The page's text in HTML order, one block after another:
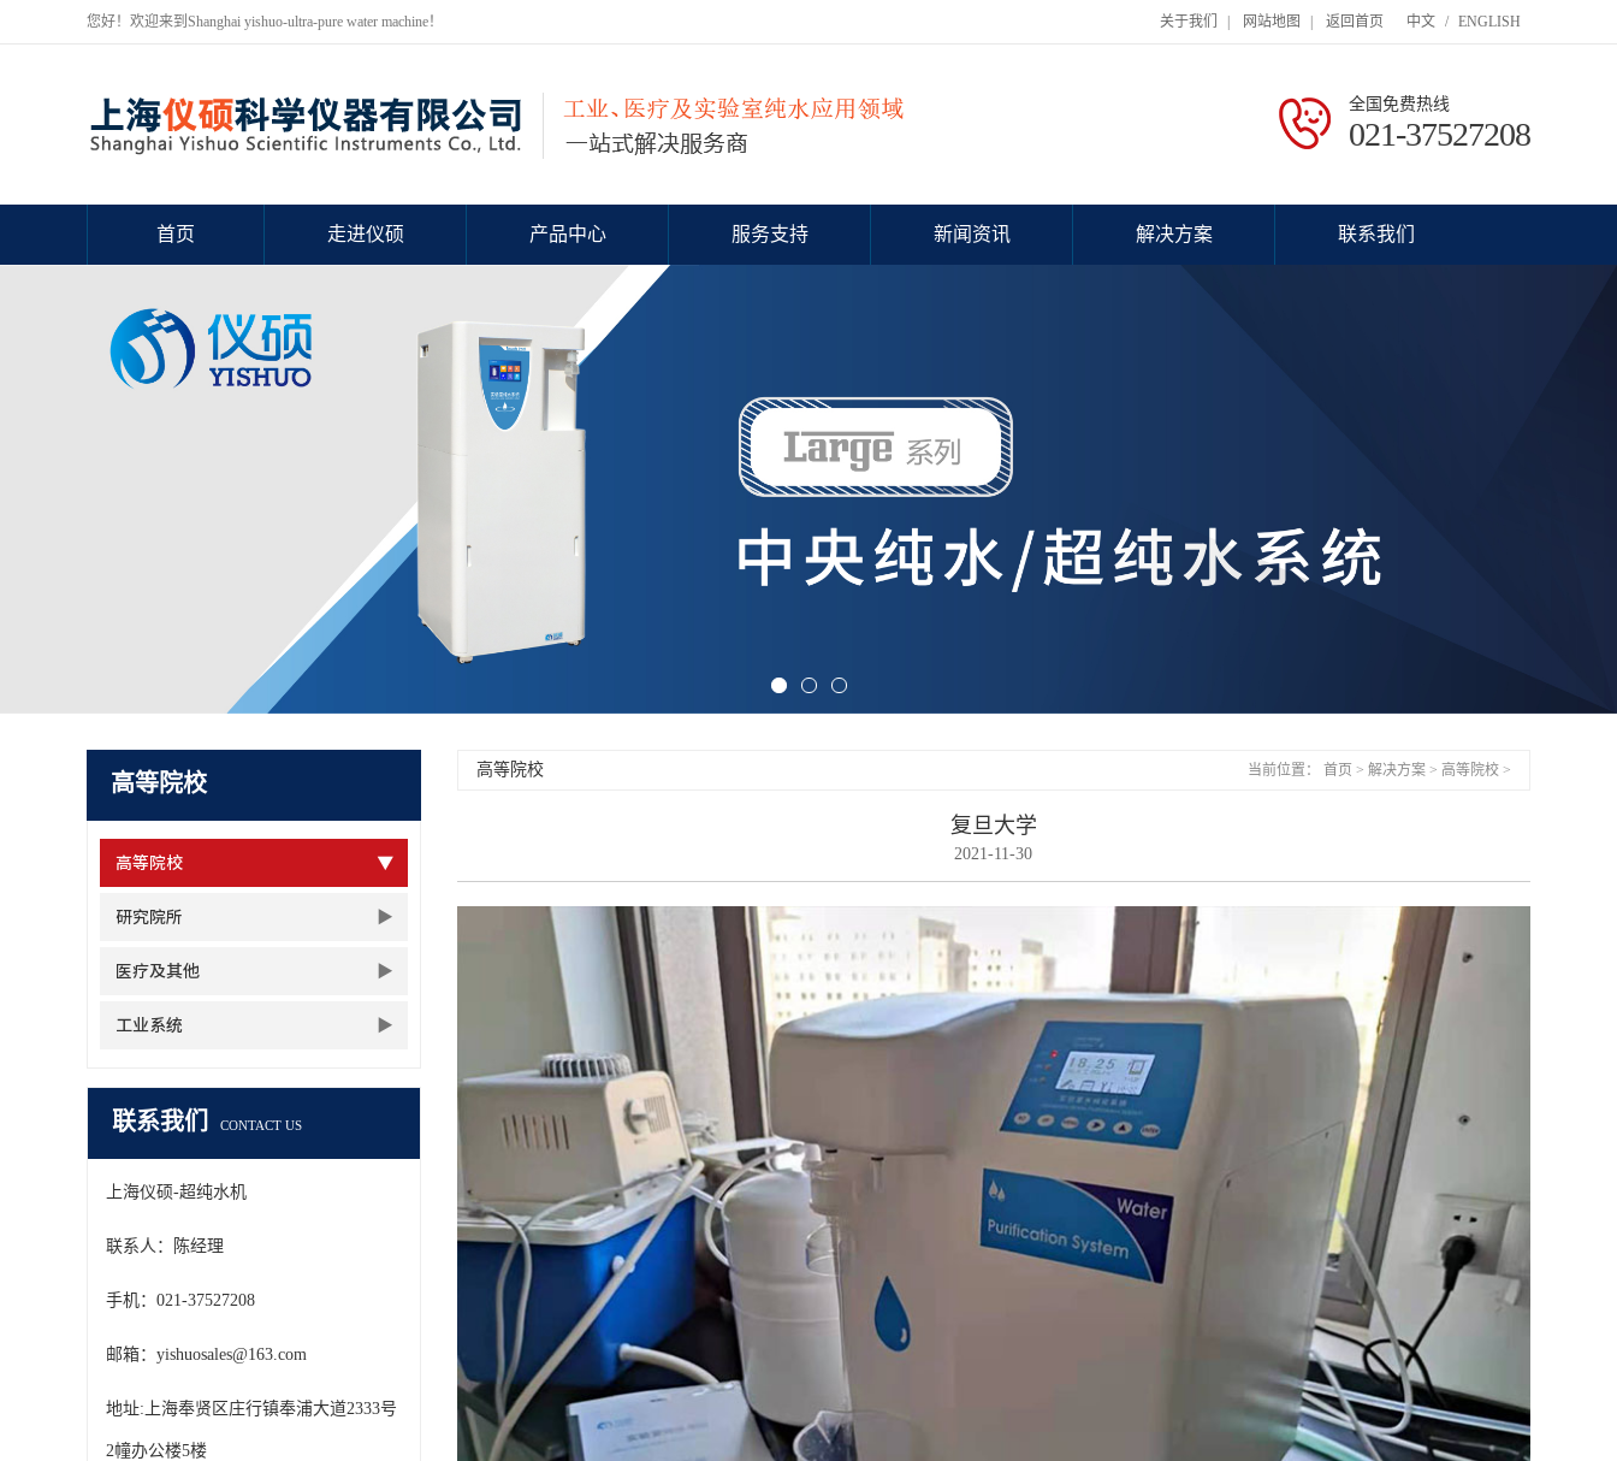
您好！欢迎来到Shanghai yishuo-ultra-pure water machine！ 关于我们 网站地图 返回首页 中文 / ENGLISH
全国免费热线
021-37527208
首页 走进仪硕 产品中心 服务支持 新闻资讯 解决方案 联系我们
高等院校
高等院校
研究院所
医疗及其他
工业系统
联系我们 CONTACT US
上海仪硕-超纯水机
联系人：陈经理
手机：021-37527208
邮箱：yishuosales@163.com
地址:上海奉贤区庄行镇奉浦大道2333号
2幢办公楼5楼
高等院校 当前位置： 首页 > 解决方案 > 高等院校 >
复旦大学
2021-11-30